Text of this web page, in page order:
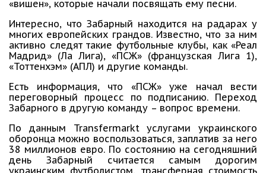
«вишен», которые начали посвящать ему песни.
Интересно, что Забарный находится на радарах у
многих европейских грандов. Известно, что за ним
активно следят такие футбольные клубы, как «Реал
Мадрид» (Ла Лига), «ПСЖ» (французская Лига 1),
«Тоттенхэм» (АПЛ) и другие команды.
Есть информация, что «ПСЖ» уже начал вести
переговорный процесс по подписанию. Переход
Забарного в другую команду – вопрос времени.
По данным Transfermarkt услугами украинского
оборонца можно воспользоваться, заплатив за него
38 миллионов евро. По состоянию на сегодняшний
день Забарный считается самым дорогим
украинским футболистом, трансферная стоимость